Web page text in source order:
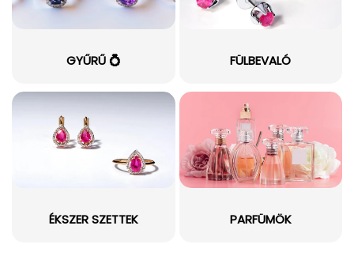
GYŰRŰ 💍 FÜLBEVALÓ
ÉKSZER SZETTEK PARFÜMÖK